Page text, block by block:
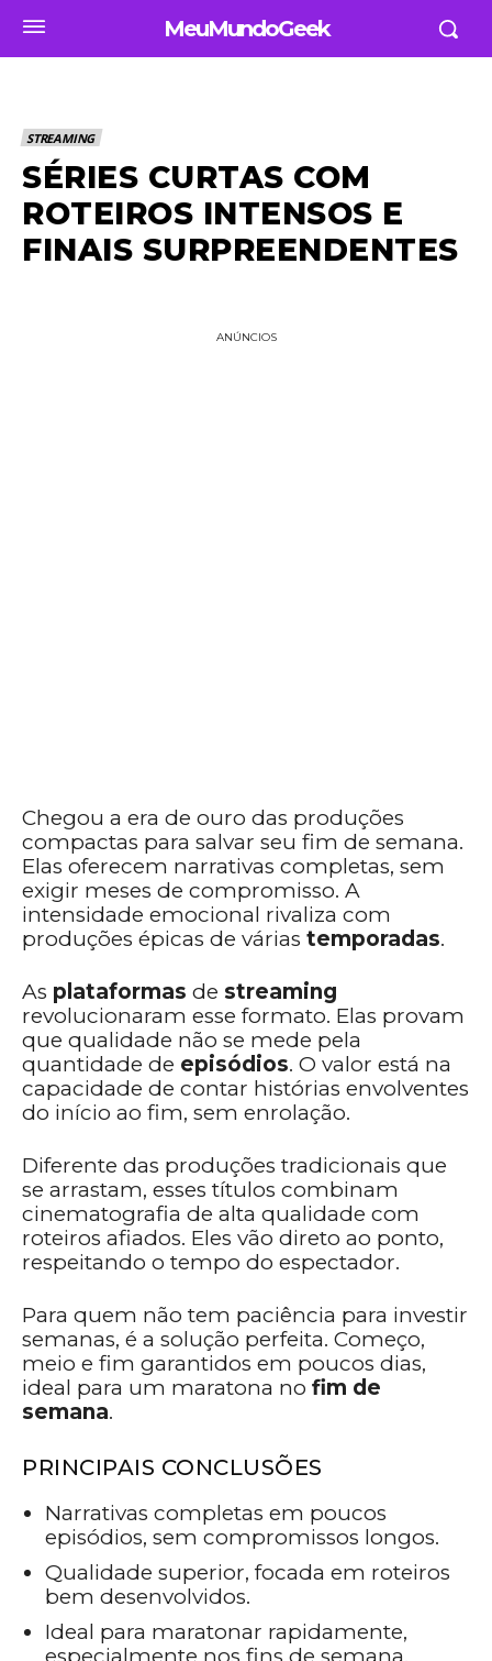
MeuMundoGeek
STREAMING
SÉRIES CURTAS COM
ROTEIROS INTENSOS E
FINAIS SURPREENDENTES
ANÚNCIOS
Chegou a era de ouro das produções
compactas para salvar seu fim de semana.
Elas oferecem narrativas completas, sem
exigir meses de compromisso. A
intensidade emocional rivaliza com
produções épicas de várias temporadas.
As plataformas de streaming
revolucionaram esse formato. Elas provam
que qualidade não se mede pela
quantidade de episódios. O valor está na
capacidade de contar histórias envolventes
do início ao fim, sem enrolação.
Diferente das produções tradicionais que
se arrastam, esses títulos combinam
cinematografia de alta qualidade com
roteiros afiados. Eles vão direto ao ponto,
respeitando o tempo do espectador.
Para quem não tem paciência para investir
semanas, é a solução perfeita. Começo,
meio e fim garantidos em poucos dias,
ideal para um maratona no fim de
semana.
PRINCIPAIS CONCLUSÕES
Narrativas completas em poucos
episódios, sem compromissos longos.
Qualidade superior, focada em roteiros
bem desenvolvidos.
Ideal para maratonar rapidamente,